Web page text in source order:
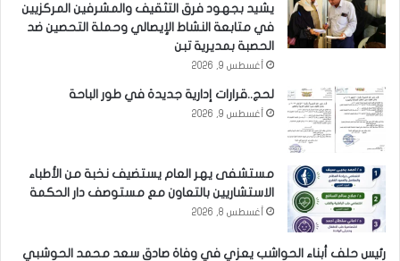
يشيد بجهود فرق التثقيف والمشرفين المركزيين
في متابعة النشاط الإيصالي وحملة التحصين ضد
الحصبة بمديرية تبن
أغسطس 9, 2026
لحج..قرارات إدارية جديدة في طور الباحة
أغسطس 9, 2026
مستشفى يهر العام يستضيف نخبة من الأطباء
الاستشاريين بالتعاون مع مستوصف دار الحكمة
أغسطس 8, 2026
رئيس حلف أبناء الحواشب يعزي في وفاة صادق سعد محمد الحوشبي